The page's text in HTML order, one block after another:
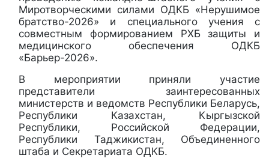
Миротворческими силами ОДКБ «Нерушимое
братство-2026» и специального учения с
совместным формированием РХБ защиты и
медицинского обеспечения ОДКБ
«Барьер-2026».
В мероприятии приняли участие
представители заинтересованных
министерств и ведомств Республики Беларусь,
Республики Казахстан, Кыргызской
Республики, Российской Федерации,
Республики Таджикистан, Объединенного
штаба и Секретариата ОДКБ.